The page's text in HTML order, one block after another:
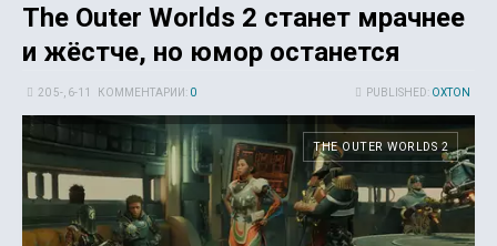
The Outer Worlds 2 станет мрачнее
и жёстче, но юмор останется
PUBLISHED: OXTON
20 5-, 6-11 КОММЕНТАРИИ: 0
THE OUTER WORLDS 2